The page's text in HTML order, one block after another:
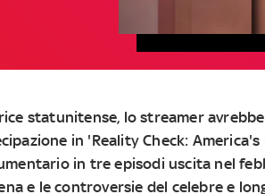
statunitense, lo streamer avrebbe
in 'Reality Check: America's
in tre episodi uscita nel
e le controversie del celebre e